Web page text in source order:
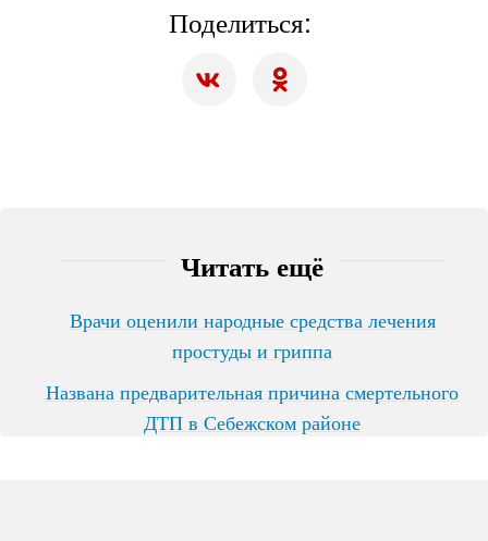
Поделиться:
Читать ещё
Врачи оценили народные средства лечения
простуды и гриппа
Названа предварительная причина смертельного
ДТП в Себежском районе